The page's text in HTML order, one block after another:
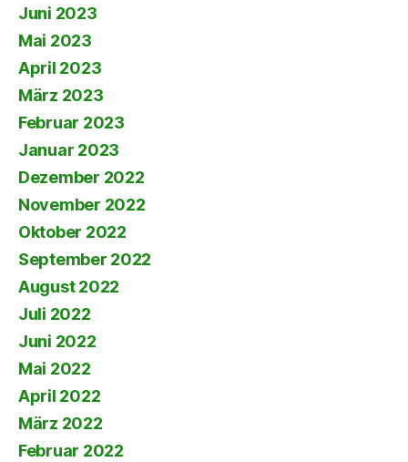
Juni 2023
Mai 2023
April 2023
März 2023
Februar 2023
Januar 2023
Dezember 2022
November 2022
Oktober 2022
September 2022
August 2022
Juli 2022
Juni 2022
Mai 2022
April 2022
März 2022
Februar 2022